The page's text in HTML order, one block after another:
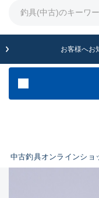
お客様へお
中古釣具オンラインショ
竿・ルアー
その他・
イシグ
イシ